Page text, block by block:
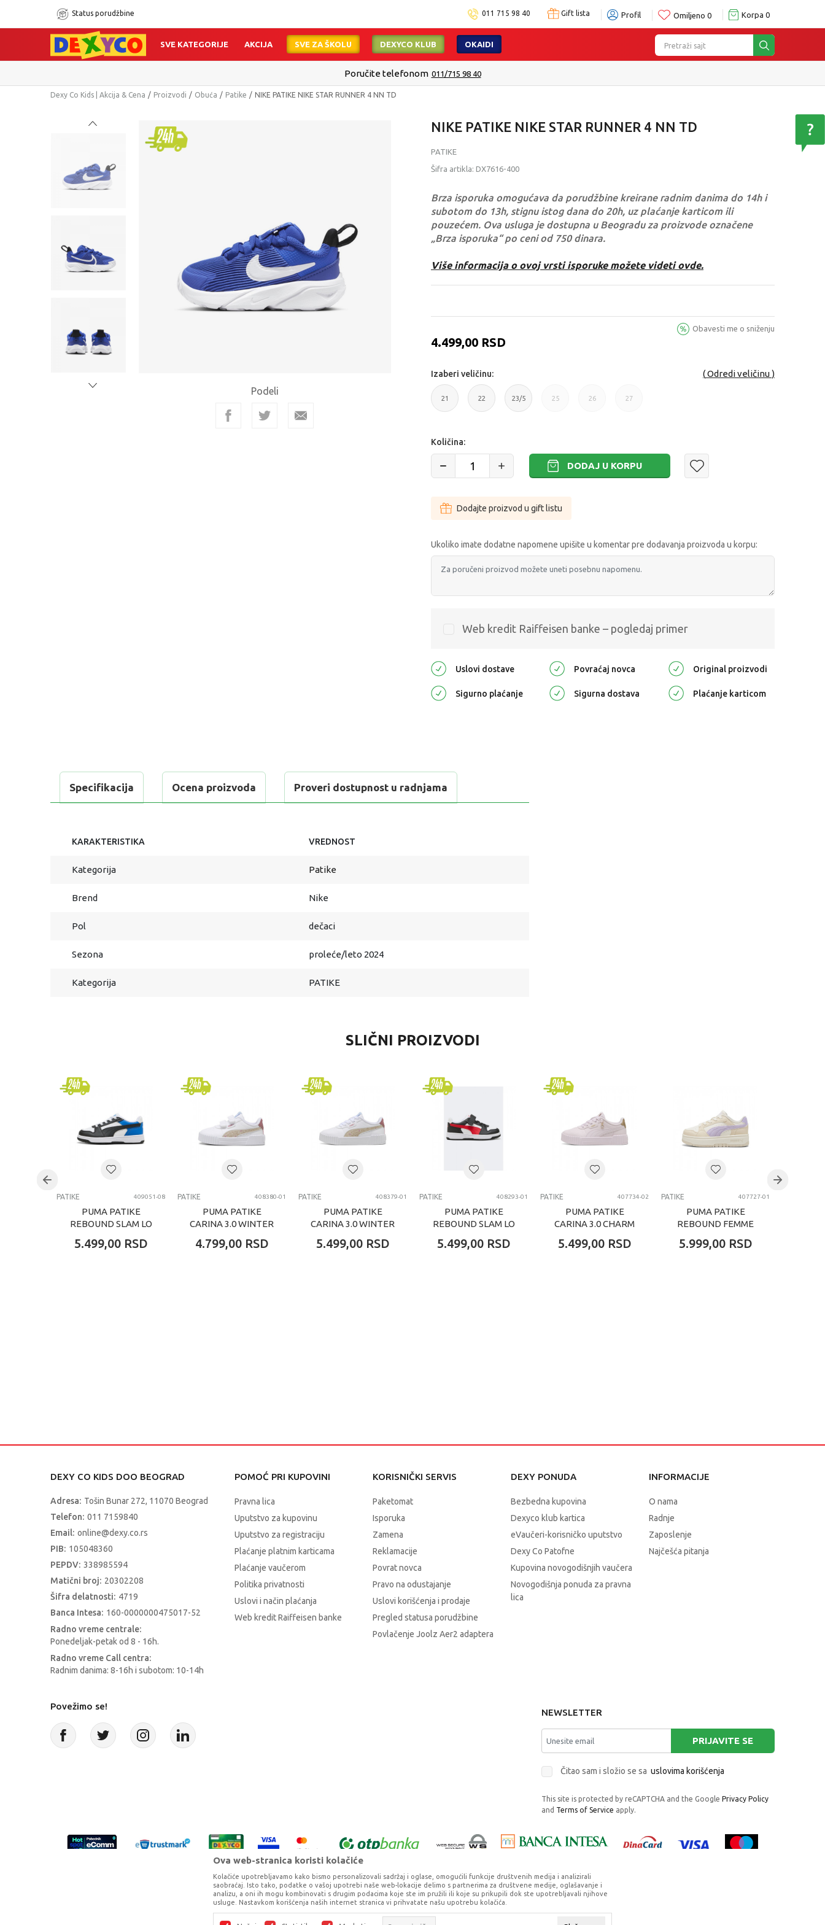
Status porudžbine 011 715 98 40 Gift lista Profil Omiljeno 0 Korpa 0
Pretraži sajt
SVE KATEGORIJE AKCIJA SVE ZA ŠKOLU DEXYCO KLUB OKAIDI
Poručite telefonom 011/715 98 40
Dexy Co Kids | Akcija & Cena Proizvodi Obuća Patike NIKE PATIKE NIKE STAR RUNNER 4 NN TD
Podeli
NIKE PATIKE NIKE STAR RUNNER 4 NN TD
PATIKE
Šifra artikla: DX7616-400
Brza isporuka omogućava da porudžbine kreirane radnim danima do 14h i
subotom do 13h, stignu istog dana do 20h, uz plaćanje karticom ili
pouzećem. Ova usluga je dostupna u Beogradu za proizvode označene
„Brza isporuka“ po ceni od 750 dinara.
Više informacija o ovoj vrsti isporuke možete videti ovde.
4.499,00 RSD
Obavesti me o sniženju
Odredi veličinu
Izaberi veličinu:
21 22 23/5 25 26 27
Količina:
DODAJ U KORPU
Dodajte proizvod u gift listu
Ukoliko imate dodatne napomene upišite u komentar pre dodavanja proizvoda u korpu:
Web kredit Raiffeisen banke – pogledaj primer
Uslovi dostave Povraćaj novca Original proizvodi
Sigurno plaćanje Sigurna dostava Plaćanje karticom
Specifikacija Ocena proizvoda Proveri dostupnost u radnjama
KARAKTERISTIKA VREDNOST
Kategorija Patike
Brend Nike
Pol dečaci
Sezona proleće/leto 2024
Kategorija PATIKE
SLIČNI PROIZVODI
PATIKE 409051-08
PUMA PATIKE
REBOUND SLAM LO
5.499,00 RSD
PATIKE 408380-01
PUMA PATIKE
CARINA 3.0 WINTER
4.799,00 RSD
PATIKE 408379-01
PUMA PATIKE
CARINA 3.0 WINTER
5.499,00 RSD
PATIKE 408293-01
PUMA PATIKE
REBOUND SLAM LO
5.499,00 RSD
PATIKE 407734-02
PUMA PATIKE
CARINA 3.0 CHARM
5.499,00 RSD
PATIKE 407727-01
PUMA PATIKE
REBOUND FEMME
5.999,00 RSD
DEXY CO KIDS DOO BEOGRAD
Adresa: Tošin Bunar 272, 11070 Beograd
Telefon: 011 7159840
Email: online@dexy.co.rs
PIB: 105048360
PEPDV: 338985594
Matični broj: 20302208
Šifra delatnosti: 4719
Banca Intesa: 160-0000000475017-52
Radno vreme centrale:
Ponedeljak-petak od 8 - 16h.
Radno vreme Call centra:
Radnim danima: 8-16h i subotom: 10-14h
POMOĆ PRI KUPOVINI
Pravna lica
Uputstvo za kupovinu
Uputstvo za registraciju
Plaćanje platnim karticama
Plaćanje vaučerom
Politika privatnosti
Uslovi i način plaćanja
Web kredit Raiffeisen banke
KORISNIČKI SERVIS
Paketomat
Isporuka
Zamena
Reklamacije
Povrat novca
Pravo na odustajanje
Uslovi korišćenja i prodaje
Pregled statusa porudžbine
Povlačenje Joolz Aer2 adaptera
DEXY PONUDA
Bezbedna kupovina
Dexyco klub kartica
eVaučeri-korisničko uputstvo
Dexy Co Patofne
Kupovina novogodišnjih vaučera
Novogodišnja ponuda za pravna
lica
INFORMACIJE
O nama
Radnje
Zaposlenje
Najčešća pitanja
Povežimo se!
NEWSLETTER
PRIJAVITE SE
Čitao sam i složio se sa uslovima korišćenja
This site is protected by reCAPTCHA and the Google Privacy Policy
and Terms of Service apply.
Proizvode na sajtu nastojimo da opišemo što je preciznije moguće, ali ne možemo garantovati da su svi podaci i fotografije, navedeni u okrviru proizvoda, u
potpunosti kompletni i bez grešaka. Svi artikli prikazani na sajtu su deo naše ponude, ali ne podrazumeva da su dostupni u svakom trenutku.
Ova web-stranica koristi kolačiće
Kolačiće upotrebljavamo kako bismo personalizovali sadržaj i oglase, omogućili funkcije društvenih medija i analizirali
saobraćaj. Isto tako, podatke o vašoj upotrebi naše web-lokacije delimo s partnerima za društvene medije, oglašavanje i
analizu, a oni ih mogu kombinovati s drugim podacima koje ste im pružili ili koje su prikupili dok ste upotrebljavali njihove
usluge. Nastavkom korišćenja naših internet stranica vi prihvatate našu upotrebu kolačića.